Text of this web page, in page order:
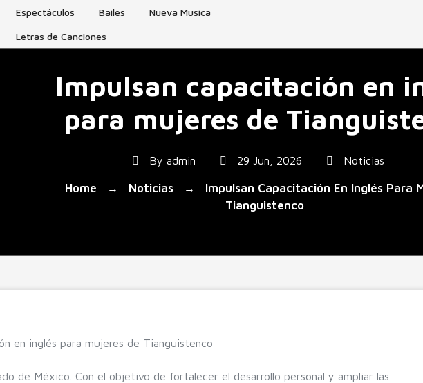
Espectáculos Bailes Nueva Musica
Letras de Canciones
Impulsan capacitación en
para mujeres de
By admin 29 Jun, 2026 Noticias
Home → Noticias →
Impulsan Capacitación En Inglés Para
Tianguistenco
en inglés para mujeres de Tianguistenco
de México. Con el objetivo de fortalecer el desarrollo personal y ampliar las